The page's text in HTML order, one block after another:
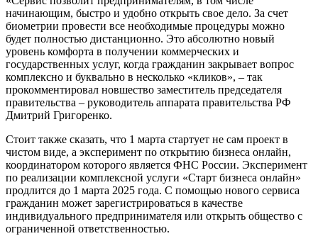
начинающим, быстро и удобно открыть свое дело. За счет
биометрии провести все необходимые процедуры можно
будет полностью дистанционно. Это абсолютно новый
уровень комфорта в получении коммерческих и
государственных услуг, когда гражданин закрывает вопрос
комплексно и буквально в несколько «кликов», – так
прокомментировал новшество заместитель председателя
правительства – руководитель аппарата правительства РФ
Дмитрий Григоренко.
Стоит также сказать, что 1 марта стартует не сам проект в
чистом виде, а эксперимент по открытию бизнеса онлайн,
координатором которого является ФНС России. Эксперимент
по реализации комплексной услуги «Старт бизнеса онлайн»
продлится до 1 марта 2025 года. С помощью нового сервиса
гражданин может зарегистрироваться в качестве
индивидуального предпринимателя или открыть общество с
ограниченной ответственностью.